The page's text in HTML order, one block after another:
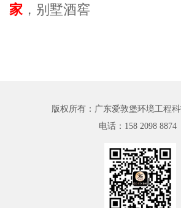
家 ，别墅酒窖
版权所有：广东爱敦堡环境工程
电话： 158 2098 8874